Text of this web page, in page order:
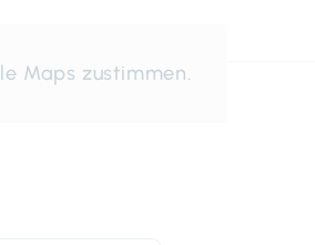
Maps zustimmen.